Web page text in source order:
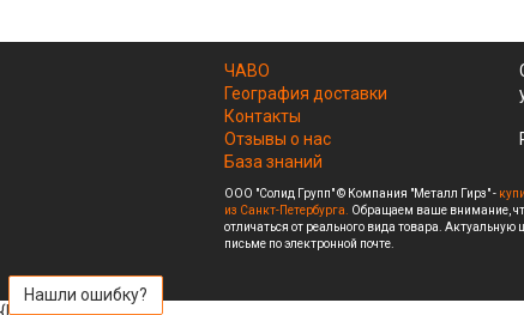
ЧАВО
География доставки
Контакты
Отзывы о нас
База знаний
ООО "Солид Групп" © Компания "Металл Гирз" -
из Санкт-Петербурга.
Обращаем ваше внимание,
отличаться от реального вида товара. Актуальную
письме по электронной почте.
{literal}{/literal}
Нашли ошибку?